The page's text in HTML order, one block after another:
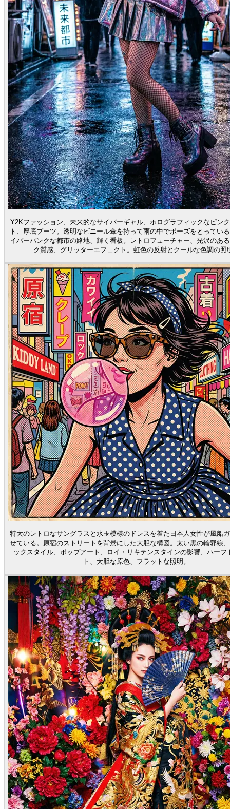
Y2Kファッション、未来的なサイバーギャル、ホログラフィックなピン
ト、厚底ブーツ。透明なビニール傘を持って雨の中でポーズをとってい
イバーパンクな都市の路地、輝く看板。レトロフューチャー、光沢のあ
ク質感、グリッターエフェクト。虹色の反射とクールな色調の照
特大のレトロなサングラスと水玉模様のドレスを着た日本人女性が風船
せている。原宿のストリートを背景にした大胆な構図。太い黒の輪郭線
ックスタイル、ポップアート、ロイ・リキテンスタインの影響、ハーフ
ト、大胆な原色、フラットな照明。